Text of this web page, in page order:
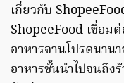
เกี่ยวกับ
ShopeeFood เชื่อม
อาหารจานโปรดนา
อาหารชั้นนำไปจนถึง